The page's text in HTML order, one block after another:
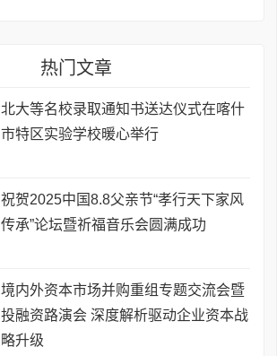
热门文章
北大等名校录取通知书送达仪式在喀什
市特区实验学校暖心举行
祝贺2025中国8.8父亲节“孝行天下家风
传承”论坛暨祈福音乐会圆满成功
境内外资本市场并购重组专题交流会暨
投融资路演会 深度解析驱动企业资本战
略升级